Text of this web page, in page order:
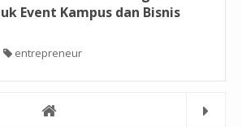
Event Kampus dan Bisnis
entrepreneur